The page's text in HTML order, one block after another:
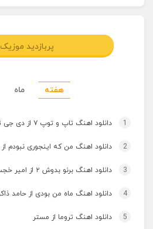
پربازدید
هفته ماه
1 دانلود اهنگ تاپ و توپ ۷ از دی جی تی ان تی
2 دانلود اهنگ من که اینجوری نبودم از
3 دانلود اهنگ برنو بدوش ۲ از امیر خجسته
4 دانلود اهنگ ماه من بودی از حامد
5 دانلود اهنگ تروما از مستر